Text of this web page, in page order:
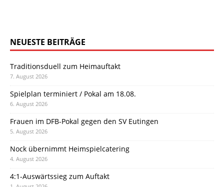
NEUESTE BEITRÄGE
Traditionsduell zum Heimauftakt
7. August 2026
Spielplan terminiert / Pokal am 18.08.
6. August 2026
Frauen im DFB-Pokal gegen den SV Eutingen
5. August 2026
Nock übernimmt Heimspielcatering
4. August 2026
4:1-Auswärtssieg zum Auftakt